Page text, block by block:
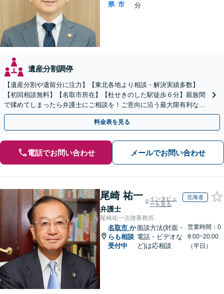
県 市
分
遺産分割調停
【遺産分割や遺留分に注力】【東北各地より相談・解決実績多数】
【初回相談無料】【名取市所在】【杜せきのした駅徒歩６分】親族間
で揉めてしまったら弁護士にご相談を！ご意向に沿う最大限有利な解
決を目指します【土曜相談可】【駐車場完備】【完全個室】
料金表を見る
電話でお問い合わせ メールでお問い合わせ
尾崎 祐一
弁護士
インタビュ
ーを見る
北海道
尾崎祐一法律事務所
名取市 か
らも相談
受付中
面談方法(対面・
電話・ビデオな
ど)は応相談
営業時間：0
9:00~20:00
（平日）